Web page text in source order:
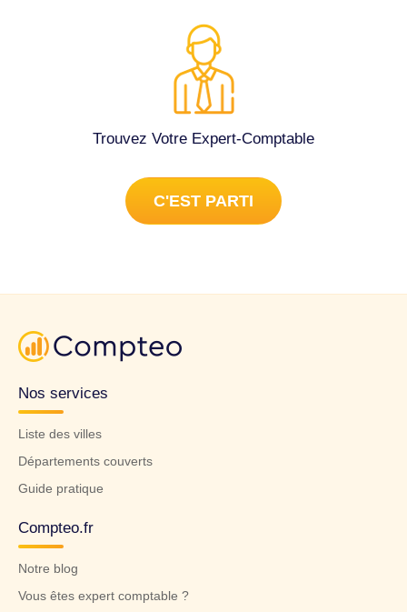
Trouvez Votre Expert-Comptable
C'EST PARTI
Nos services
Liste des villes
Départements couverts
Guide pratique
Compteo.fr
Notre blog
Vous êtes expert comptable ?